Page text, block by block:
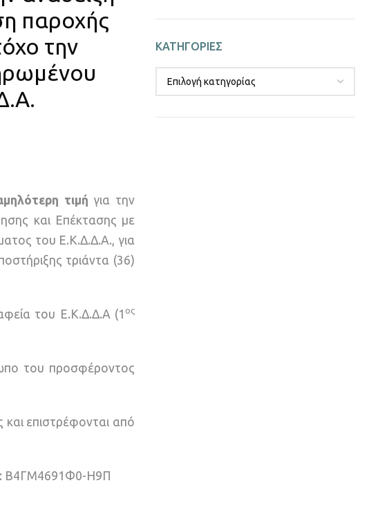
παροχής
την
τιμή για την
και Επέκτασης με
του Ε.Κ.Δ.Δ.Α., για
τριάντα (36)
του Ε.Κ.Δ.Δ.Α (1 ος
του προσφέροντος
επιστρέφονται από
: Β4ΓΜ4691Φ0-Η9Π
ΚΑΤΗΓΟΡΙΕΣ